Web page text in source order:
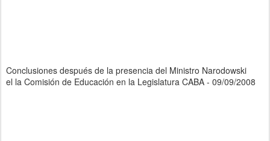
Conclusiones después de la presencia del Ministro Narodowski
el la Comisión de Educación en la Legislatura CABA - 09/09/2008